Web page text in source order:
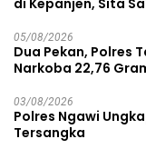
di Kepanjen, Sita
05/08/2026
Dua Pekan, Polres
Narkoba 22,76
03/08/2026
Polres Ngawi
Tersangka